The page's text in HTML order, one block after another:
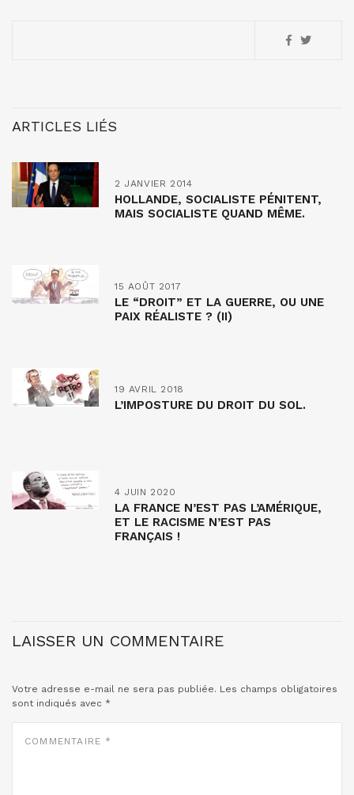
ARTICLES LIÉS
2 JANVIER 2014
HOLLANDE, SOCIALISTE PÉNITENT,
MAIS SOCIALISTE QUAND MÊME.
15 AOÛT 2017
LE “DROIT” ET LA GUERRE, OU UNE
PAIX RÉALISTE ? (II)
19 AVRIL 2018
L’IMPOSTURE DU DROIT DU SOL.
4 JUIN 2020
LA FRANCE N’EST PAS L’AMÉRIQUE,
ET LE RACISME N’EST PAS
FRANÇAIS !
LAISSER UN COMMENTAIRE
Votre adresse e-mail ne sera pas publiée. Les champs obligatoires
sont indiqués avec *